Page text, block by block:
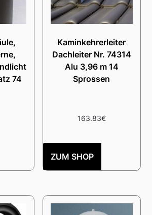
74
Kaminkehrerleiter
Dachleiter Nr. 74314
Alu 3,96 m 14
Sprossen
163.83€
ZUM SHOP